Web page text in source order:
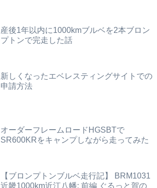
産後1年以内に1000kmブルベを2本ブロン
プトンで完走した話
新しくなったエベレスティングサイトでの
申請方法
オーダーフレームロードHGSBTで
SR600KRをキャンプしながら走ってみた
【ブロンプトンブルベ走行記】 BRM1031
近畿1000km近江八幡: 前編 ぐるっと賀の